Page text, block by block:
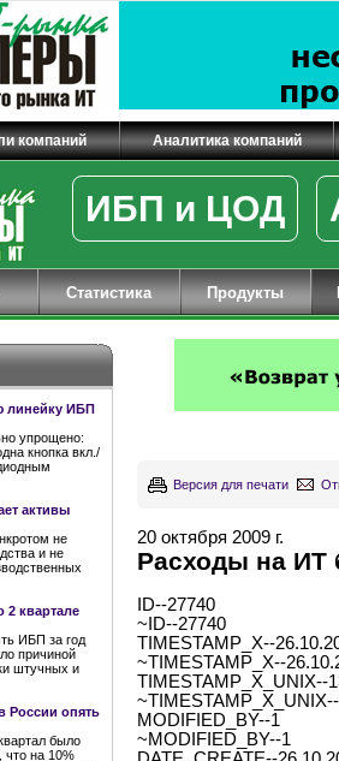
компаний Аналитика компаний
ИБП и ЦОД
Статистика Продукты
линейку ИБП
упрощено:
кнопка вкл./
активы
не
и не
квартале
ИБП за год
причиной
штучных и
России опять
было
что на 10%
Версия для печати
20 октября 2009 г.
Расходы на ИТ
ID--27740
~ID--27740
TIMESTAMP_X--
~TIMESTAMP_X--
TIMESTAMP_X_UNIX--
MODIFIED_BY--1
~MODIFIED_BY--1